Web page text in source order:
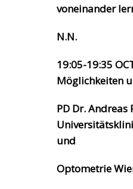
voneinander
N.N.
19:05-19:35
Möglichkeiten
PD Dr. Andreas
und
Optometrie